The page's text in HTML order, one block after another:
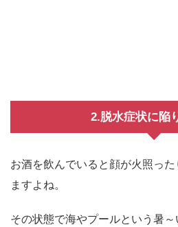
2.脱水症状に陥
お酒を飲んでいると顔が火照っ
ますよね。
その状態で海やプールという暑～